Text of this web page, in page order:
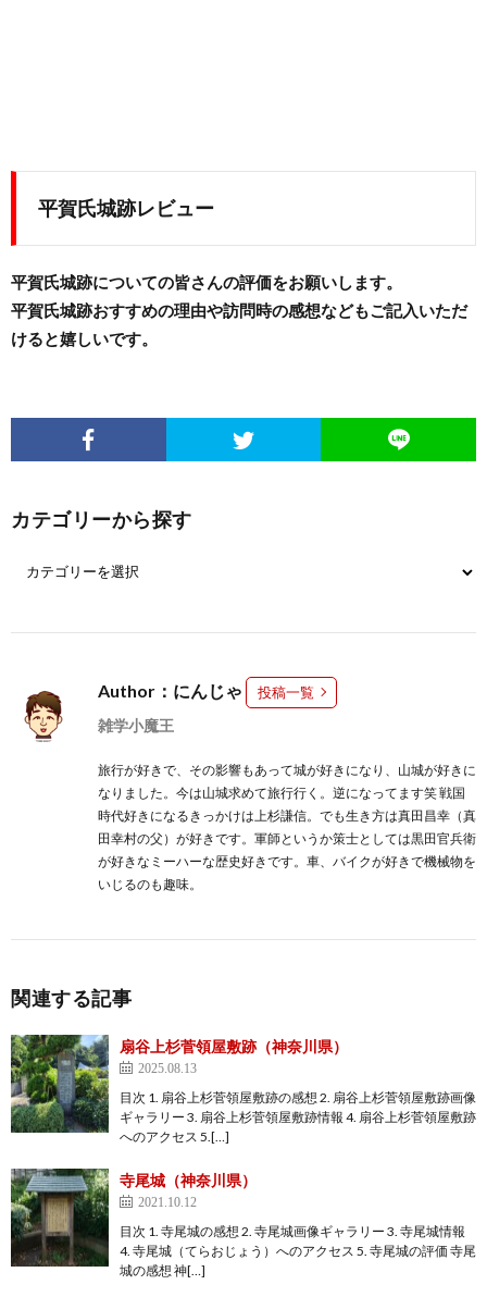
平賀氏城跡レビュー
平賀氏城跡についての皆さんの評価をお願いします。
平賀氏城跡おすすめの理由や訪問時の感想などもご記入いただ
けると嬉しいです。
カテゴリーから探す
Author：にんじゃ 投稿一覧
雑学小魔王
旅行が好きで、その影響もあって城が好きになり、山城が好きに
なりました。今は山城求めて旅行行く。逆になってます笑 戦国
時代好きになるきっかけは上杉謙信。でも生き方は真田昌幸（真
田幸村の父）が好きです。軍師というか策士としては黒田官兵衛
が好きなミーハーな歴史好きです。車、バイクが好きで機械物を
いじるのも趣味。
関連する記事
扇谷上杉菅領屋敷跡（神奈川県）
2025.08.13
目次 1. 扇谷上杉菅領屋敷跡の感想 2. 扇谷上杉菅領屋敷跡画像
ギャラリー 3. 扇谷上杉菅領屋敷跡情報 4. 扇谷上杉菅領屋敷跡
へのアクセス 5.[…]
寺尾城（神奈川県）
2021.10.12
目次 1. 寺尾城の感想 2. 寺尾城画像ギャラリー 3. 寺尾城情報
4. 寺尾城（てらおじょう）へのアクセス 5. 寺尾城の評価 寺尾
城の感想 神[…]